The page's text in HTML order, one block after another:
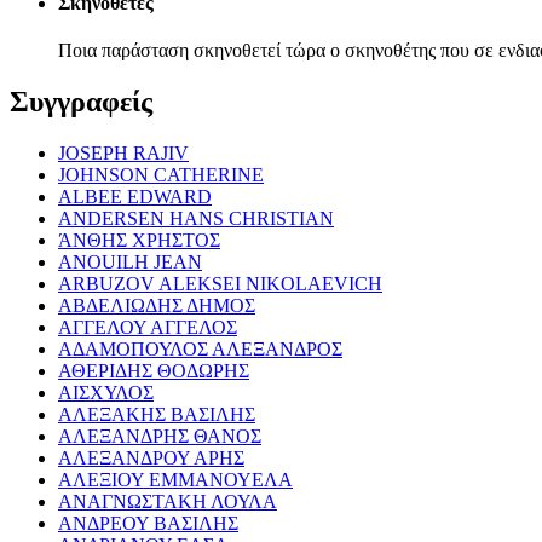
Ποια παράσταση σκηνοθετεί τώρα ο σκηνοθέτης που σε
Συγγραφείς
JOSEPH RAJIV
JOHNSON CATHERINE
ALBEE EDWARD
ANDERSEN HANS CHRISTIAN
ΆΝΘΗΣ ΧΡΗΣΤΟΣ
ANOUILH JEAN
ARBUZOV ALEKSEI NIKOLAEVICH
ΑΒΔΕΛΙΩΔΗΣ ΔΗΜΟΣ
ΑΓΓΕΛΟΥ ΑΓΓΕΛΟΣ
ΑΔΑΜΟΠΟΥΛΟΣ ΑΛΕΞΑΝΔΡΟΣ
ΑΘΕΡΙΔΗΣ ΘΟΔΩΡΗΣ
ΑΙΣΧΥΛΟΣ
ΑΛΕΞΑΚΗΣ ΒΑΣΙΛΗΣ
ΑΛΕΞΑΝΔΡΗΣ ΘΑΝΟΣ
ΑΛΕΞΑΝΔΡΟΥ ΑΡΗΣ
ΑΛΕΞΙΟΥ ΕΜΜΑΝΟΥΕΛΑ
ΑΝΑΓΝΩΣΤΑΚΗ ΛΟΥΛΑ
ΑΝΔΡΕΟΥ ΒΑΣΙΛΗΣ